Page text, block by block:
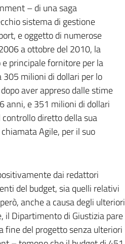
– di una saga
sistema di gestione
e oggetto di numerose
a ottobre del 2010, la
principale fornitore per la
305 milioni di dollari per lo
aver appreso dalle stime
anni, e 351 milioni di dollari
controllo diretto della sua
Agile, per il suo
dai redattori
del budget, sia quelli relativi
anche a causa degli ulteriori
il Dipartimento di Giustizia pare
fine del progetto senza ulteriori